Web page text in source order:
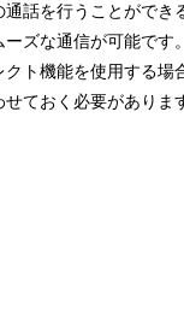
話を行うことができ
ズな通信が可能です。
ト機能を使用する場
ておく必要がありま